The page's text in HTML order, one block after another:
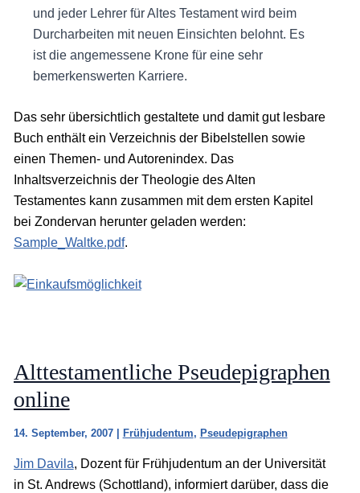
und jeder Lehrer für Altes Testament wird beim
Durcharbeiten mit neuen Einsichten belohnt. Es
ist die angemessene Krone für eine sehr
bemerkenswerten Karriere.
Das sehr übersichtlich gestaltete und damit gut lesbare
Buch enthält ein Verzeichnis der Bibelstellen sowie
einen Themen- und Autorenindex. Das
Inhaltsverzeichnis der Theologie des Alten
Testamentes kann zusammen mit dem ersten Kapitel
bei Zondervan herunter geladen werden:
Sample_Waltke.pdf.
Alttestamentliche Pseudepigraphen
online
14. September, 2007 Frühjudentum, Pseudepigraphen
Jim Davila, Dozent für Frühjudentum an der Universität
in St. Andrews (Schottland), informiert darüber, dass die